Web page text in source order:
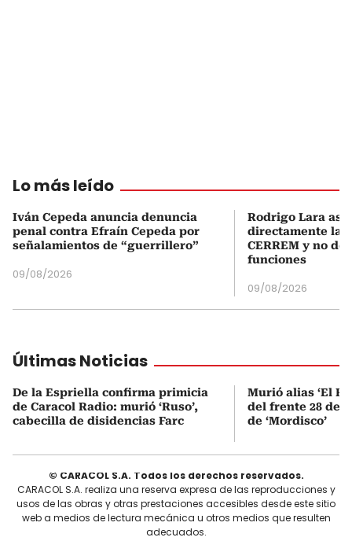
Lo más leído
Iván Cepeda anuncia denuncia
penal contra Efraín Cepeda por
señalamientos de “guerrillero”
09/08/2026
Rodrigo Lara
directamente la
CERREM y no
funciones
09/08/2026
Últimas Noticias
De la Espriella confirma primicia
de Caracol Radio: murió ‘Ruso’,
cabecilla de disidencias Farc
Murió alias ‘El
del frente 28 de
de ‘Mordisco’
© CARACOL S.A. Todos los derechos reservados.
CARACOL S.A. realiza una reserva expresa de las reproducciones y
usos de las obras y otras prestaciones accesibles desde este sitio
web a medios de lectura mecánica u otros medios que resulten
adecuados.